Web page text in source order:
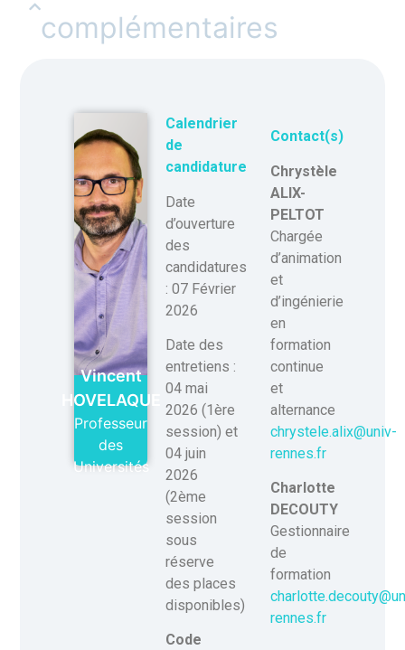
complémentaires
Vincent
HOVELAQUE
Professeur
des
Universités
Calendrier
de
candidature
Date
d’ouverture
des
candidatures
: 07 Février
2026
Date des
entretiens :
04 mai
2026 (1ère
session) et
04 juin
2026
(2ème
session
sous
réserve
des places
disponibles)
Code
Contact(s)
Chrystèle
ALIX-
PELTOT
Chargée
d’animation
et
d’ingénierie
en
formation
continue
et
alternance
chrystele.alix@univ-
rennes.fr
Charlotte
DECOUTY
Gestionnaire
de
formation
rennes.fr